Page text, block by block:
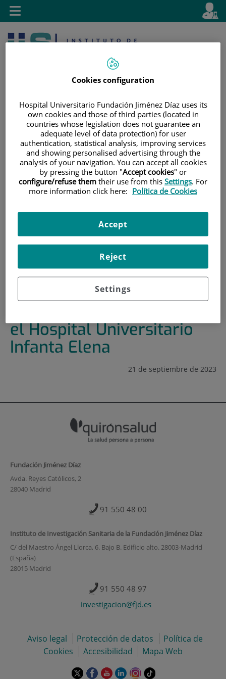
Saltar al contenido
contenido
activo
es
Buscar
Toggle
navigation
PLAN DE FORMACIÓN
|PRESENTACIÓN DEL IIS-FJD EN EL HOSPITAL
UNIVERSITARIO INFANTA ELENA
el Hospital Universitario
Infanta Elena
21 de septiembre de 2023
Fundación Jiménez Díaz
Avda. Reyes Católicos, 2
28040 Madrid
91 550 48 00
Instituto de Investigación Sanitaria de la Fundación Jiménez Díaz
C/ del Maestro Ángel Llorca, 6. Bajo B. Edificio alto. 28003-Madrid
(España)
28015 Madrid
91 550 48 97
investigacion@fjd.es
Aviso legal Protección de datos
Política de
Cookies
Accesibilidad Mapa Web
EsteEsteEsteEsteEsteEnlace
Cookies configuration
Hospital Universitario Fundación Jiménez Díaz uses its
own cookies and those of third parties (located in
countries whose legislation does not guarantee an
adequate level of data protection) for user
authentication, statistical analysis, improving services
and showing personalised advertising through the
analysis of your navigation. You can accept all cookies
by pressing the button "Accept cookies" or
configure/refuse them their use from this Settings. For
more information click here: Política de Cookies
Settings
Reject
Accept